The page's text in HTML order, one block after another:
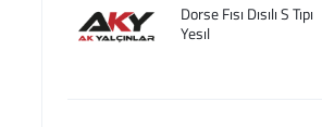
Dorse Fısı Dısılı S Tıpı
Yesıl